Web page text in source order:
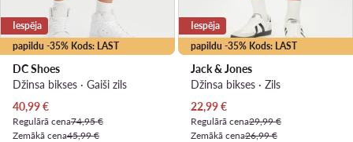
papildu -35% Kods: LAST
Iespēja
DC Shoes
Džinsa bikses · Gaiši zils
Pašreizējā cena
40,99€
Regulārā cena74,95 €
Zemākā cena45,99 €
papildu -35% Kods: LAST
Iespēja
Jack & Jones
Džinsa bikses · Zils
Pašreizējā cena
22,99€
Regulārā cena29,99 €
Zemākā cena26,99 €